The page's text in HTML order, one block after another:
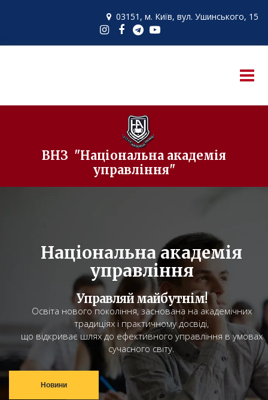
 03151, м. Київ, вул. Ушинського, 15
ВНЗ "Національна академія
управління"
Національна академія
управління
Управляй майбутнім!
Освіта нового покоління, заснована на академічних
традиціях і практичному досвіді,
що відкриває шлях до ефективного управління в умовах
сучасного світу.
Новини